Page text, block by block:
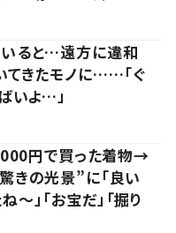
ると…遠方に違和
てきたモノに……「ぐ
いよ…」
円で買った着物→
きの光景”に「良い
」「お宝だ」「掘り